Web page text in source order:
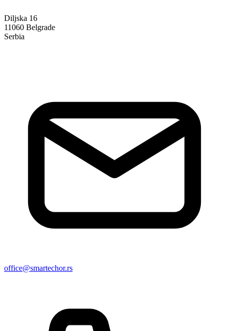
Diljska 16
11060 Belgrade
Serbia
office@smartechor.rs